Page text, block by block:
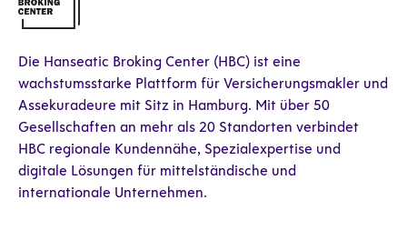
Die Hanseatic Broking Center (HBC) ist eine
wachstumsstarke Plattform für Versicherungsmakler und
Assekuradeure mit Sitz in Hamburg. Mit über 50
Gesellschaften an mehr als 20 Standorten verbindet
HBC regionale Kundennähe, Spezialexpertise und
digitale Lösungen für mittelständische und
internationale Unternehmen.